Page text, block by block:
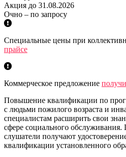
Акция до 31.08.2026
Очно – по запросу
Специальные цены при
прайсе
Коммерческое предложение
Повышение квалификации по
с людьми пожилого возраста и
специалистам расширить свои
сфере социального обслуживания.
слушатели получают
квалификации установленного